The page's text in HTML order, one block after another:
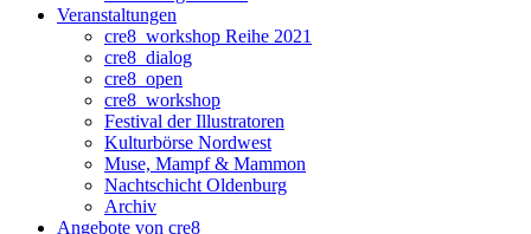
Veranstaltungen
cre8_workshop Reihe 2021
cre8_dialog
cre8_open
cre8_workshop
Festival der Illustratoren
Kulturbörse Nordwest
Muse, Mampf & Mammon
Nachtschicht Oldenburg
Archiv
Angebote von cre8